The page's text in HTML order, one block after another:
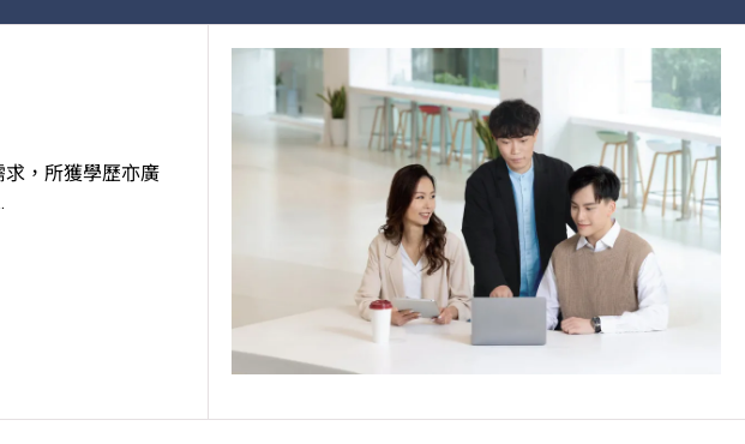
，所獲學歷亦廣
範疇，合資格